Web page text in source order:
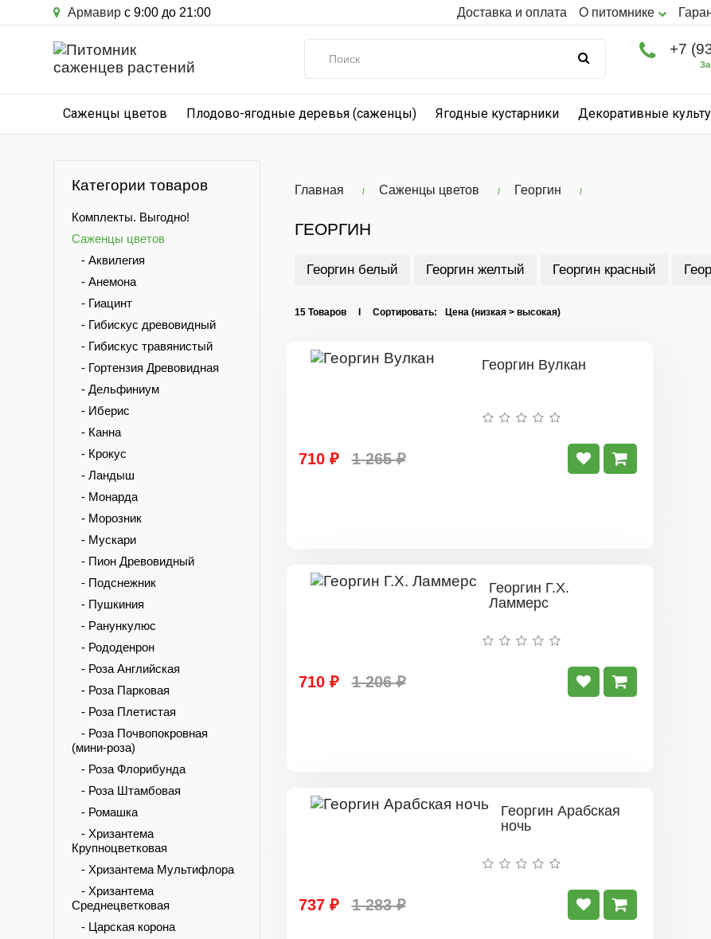
Армавир с 9:00 до 21:00 Доставка и оплата О питомнике
+7
Саженцы цветов Плодово-ягодные деревья (саженцы) Ягодные кустарники Декоративные
Категории товаров
Комплекты. Выгодно!
Саженцы цветов
- Аквилегия
- Анемона
- Гиацинт
- Гибискус древовидный
- Гибискус травянистый
- Гортензия Древовидная
- Дельфиниум
- Иберис
- Канна
- Крокус
- Ландыш
- Монарда
- Морозник
- Мускари
- Пион Древовидный
- Подснежник
- Пушкиния
- Ранункулюс
- Рододенрон
- Роза Английская
- Роза Парковая
- Роза Плетистая
- Роза Почвопокровная
(мини-роза)
- Роза Флорибунда
- Роза Штамбовая
- Ромашка
- Хризантема
Крупноцветковая
- Хризантема Мультифлора
- Хризантема
Среднецветковая
- Царская корона
Главная Саженцы цветов Георгин
ГЕОРГИН
Георгин белый Георгин желтый Георгин красный
15 Товаров I Сортировать:
Георгин Вулкан
710 ₽ 1 265 ₽
Георгин Г.Х.
Ламмерс
710 ₽ 1 206 ₽
Георгин Арабская
ночь
737 ₽ 1 283 ₽